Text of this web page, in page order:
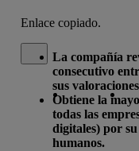
Enlace copiado.
Cerrar mensaje de alerta
Copiar enlace
Copiar enlace
La compañía
consecutivo
sus valoraciones
Obtiene la
todas las
digitales) por
humanos.